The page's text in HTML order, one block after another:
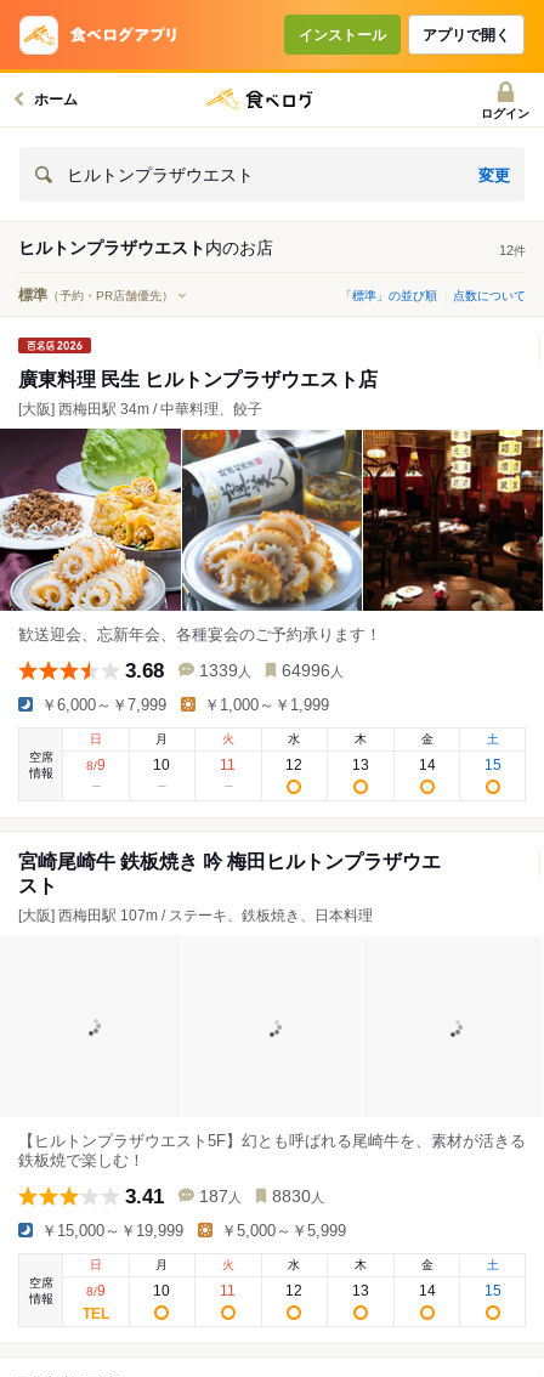
インストール アプリで開く
ホーム
ログイン
ヒルトンプラザウエスト 変更
ヒルトンプラザウエスト内のお店 12件
標準 （予約・PR店舗優先） 「標準」の並び順 点数について
廣東料理 民生 ヒルトンプラザウエスト店
[大阪] 西梅田駅 34m / 中華料理、餃子
歓送迎会、忘新年会、各種宴会のご予約承ります！
3.68 1339 人 64996 人
￥6,000～￥7,999 ￥1,000～￥1,999
空席
情報
日
8/9
月
10
火
11
水
12
木
13
金
14
土
15
宮崎尾崎牛 鉄板焼き 吟 梅田ヒルトンプラザウエ
スト
[大阪] 西梅田駅 107m / ステーキ、鉄板焼き、日本料理
【ヒルトンプラザウエスト5F】幻とも呼ばれる尾崎牛を、素材が活きる
鉄板焼で楽しむ！
3.41 187 人 8830 人
￥15,000～￥19,999 ￥5,000～￥5,999
空席
情報
日
8/9
月
10
火
11
水
12
木
13
金
14
土
15